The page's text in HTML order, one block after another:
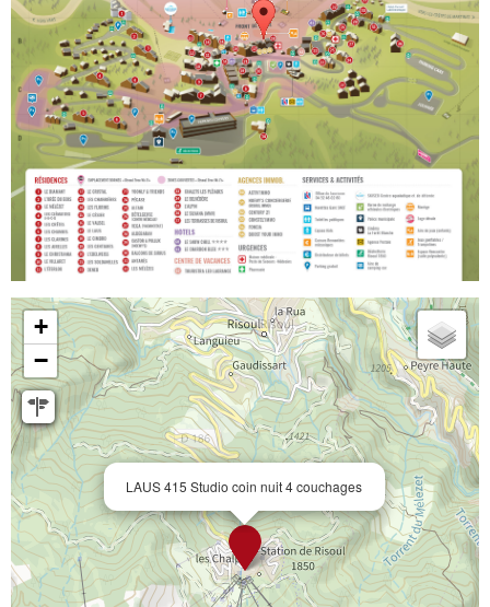
LAUS 415 Studio coin nuit 4 couchages
+
−